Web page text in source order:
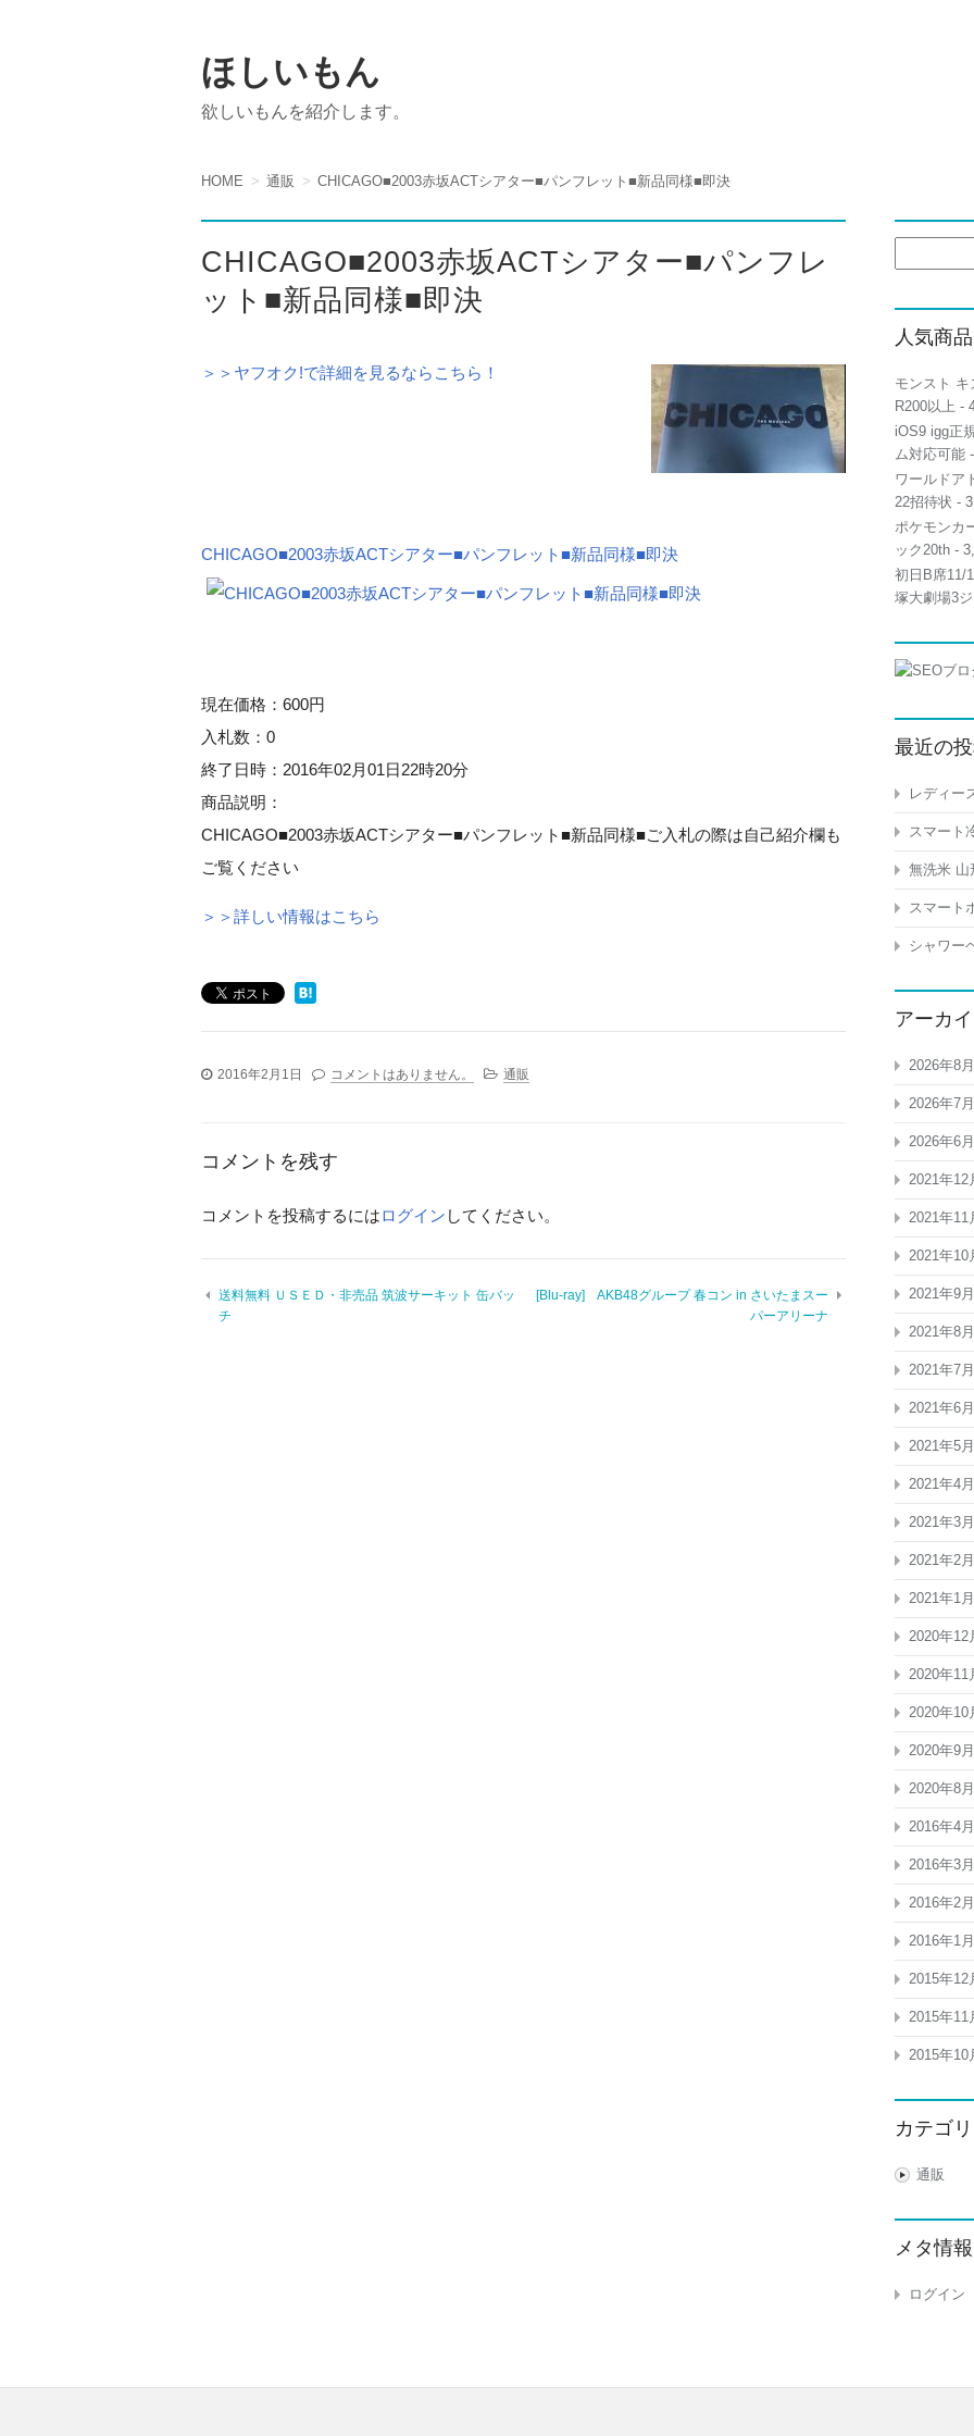
ほしいもん
欲しいもんを紹介します。
HOME 通販 CHICAGO■2003赤坂ACTシアター■パンフレット■新品同様■即決
CHICAGO■2003赤坂ACTシアター■パンフレ
ット■新品同様■即決
＞＞ヤフオク!で詳細を見るならこちら！
CHICAGO■2003赤坂ACTシアター■パンフレット■新品同様■即決
現在価格：600円
入札数：0
終了日時：2016年02月01日22時20分
商品説明：
CHICAGO■2003赤坂ACTシアター■パンフレット■新品同様■ご入札の際は自己紹介欄も
ご覧ください
＞＞詳しい情報はこちら
2016年2月1日 コメントはありません。 通販
コメントを残す
コメントを投稿するにはログイン してください。
送料無料 ＵＳＥＤ・非売品 筑波サーキット 缶バッ
チ
[Blu-ray] AKB48グループ 春コン in さいたまスー
パーアリーナ
索:
人気商
モンスト
R200以上 -
iOS9 igg正
ム対応可能
ワールドア
22招待状 -
ポケモンカ
ック20th -
初日B席11/
塚大劇場3ジ
最近の
レディー
スマート
無洗米 山
スマート
シャワー
アーカ
2026年8月
2026年7月
2026年6月
2021年12
2021年11
2021年10
2021年9月
2021年8月
2021年7月
2021年6月
2021年5月
2021年4月
2021年3月
2021年2月
2021年1月
2020年12
2020年11
2020年10
2020年9月
2020年8月
2016年4月
2016年3月
2016年2月
2016年1月
2015年12
2015年11
2015年10
カテゴ
通販
メタ情報
ログイン